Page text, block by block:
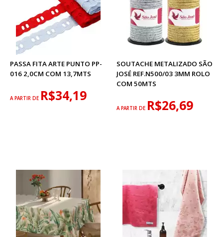
PASSA FITA ARTE PUNTO PP-
016 2,0CM COM 13,7MTS
A PARTIR DE R$34,19
SOUTACHE METALIZADO SÃO
JOSÉ REF.N500/03 3MM ROLO
COM 50MTS
A PARTIR DE R$26,69